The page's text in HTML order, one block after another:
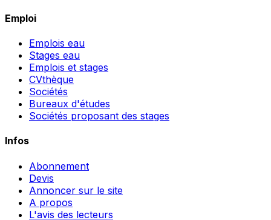
Emploi
Emplois eau
Stages eau
Emplois et stages
CVthèque
Sociétés
Bureaux d'études
Sociétés proposant des stages
Infos
Abonnement
Devis
Annoncer sur le site
A propos
L'avis des lecteurs